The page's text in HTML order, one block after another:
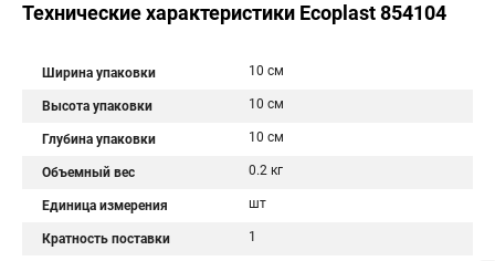
Технические характеристики Ecoplast 854104
Ширина упаковки 10 см
Высота упаковки 10 см
Глубина упаковки 10 см
Объемный вес 0.2 кг
Единица измерения шт
Кратность поставки 1